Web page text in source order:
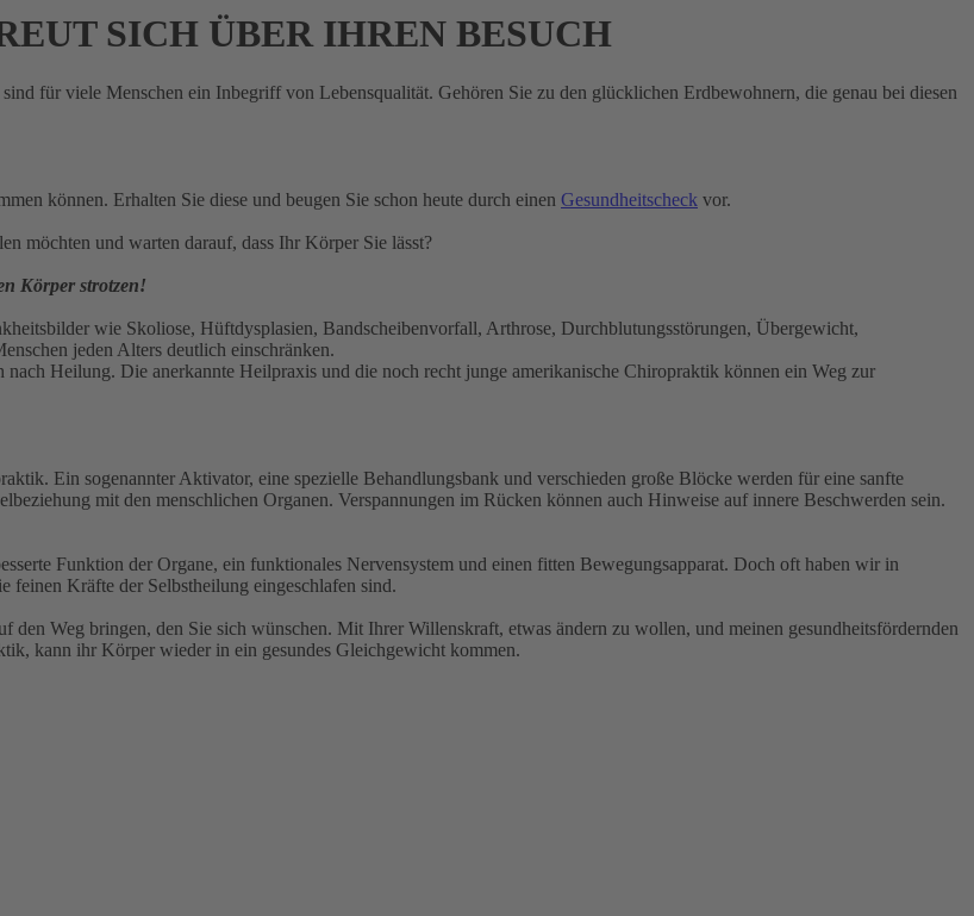
SICH ÜBER IHREN BESUCH
für viele Menschen ein Inbegriff von Lebensqualität. Gehören Sie zu den glücklichen Erdbewohnern, die genau bei diesen
können. Erhalten Sie diese und beugen Sie schon heute durch einen Gesundheitscheck vor.
möchten und warten darauf, dass Ihr Körper Sie lässt?
Körper strotzen!
wie Skoliose, Hüftdysplasien, Bandscheibenvorfall, Arthrose, Durchblutungsstörungen, Übergewicht,
jeden Alters deutlich einschränken.
nach Heilung. Die anerkannte Heilpraxis und die noch recht junge amerikanische Chiropraktik können ein Weg zur
Ein sogenannter Aktivator, eine spezielle Behandlungsbank und verschieden große Blöcke werden für eine sanfte
mit den menschlichen Organen. Verspannungen im Rücken können auch Hinweise auf innere Beschwerden sein.
Funktion der Organe, ein funktionales Nervensystem und einen fitten Bewegungsapparat. Doch oft haben wir in
feinen Kräfte der Selbstheilung eingeschlafen sind.
Weg bringen, den Sie sich wünschen. Mit Ihrer Willenskraft, etwas ändern zu wollen, und meinen gesundheitsfördernden
kann ihr Körper wieder in ein gesundes Gleichgewicht kommen.